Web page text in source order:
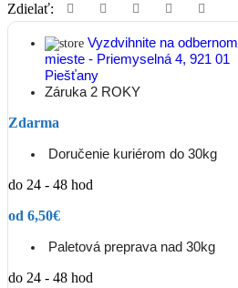
Zdielať:
Vyzdvihnite na odbernom
mieste - Priemyselná 4, 921 01
Piešťany
Záruka 2 ROKY
Zdarma
Doručenie kuriérom do 30kg
do 24 - 48 hod
od 6,50€
Paletová preprava nad 30kg
do 24 - 48 hod